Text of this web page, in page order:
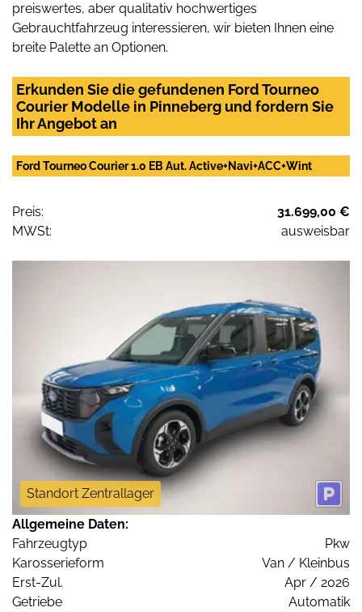
preiswertes, aber qualitativ hochwertiges
Gebrauchtfahrzeug interessieren, wir bieten Ihnen eine
breite Palette an Optionen.
Erkunden Sie die gefundenen Ford Tourneo
Courier Modelle in Pinneberg und fordern Sie
Ihr Angebot an
Ford Tourneo Courier 1.0 EB Aut. Active+Navi+ACC+Wint
Preis:
31.699,00 €
MWSt:
ausweisbar
Standort Zentrallager
Allgemeine Daten:
Fahrzeugtyp
Pkw
Karosserieform
Van / Kleinbus
Erst-Zul.
Apr / 2026
Getriebe
Automatik